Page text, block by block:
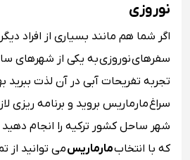
نوروزی
اگر شما هم مانند بسیاری از افراد
سفرهاینوروزی به یکی از شهرهای
تجربه تفریحات آبی در آن لذت
سراغمارماریس بروید و برنامه ریزی
شهر ساحل کشور ترکیه را انجام دهید
که با انتخابمارماریسمی توانید